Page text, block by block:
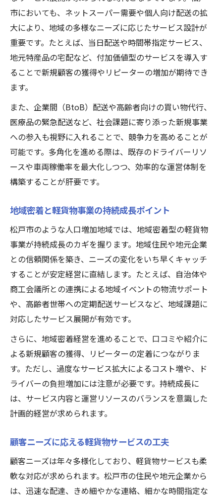
市においても、ネットスーパー需要や個人向け配送の拡
大により、地域の多様なニーズに応じたサービス設計が
重要です。たとえば、当日配送や時間帯指定サービス、
地元特産品の宅配など、付加価値型のサービスを導入す
ることで新規顧客の獲得やリピーターの増加が期待でき
ます。
また、企業間（BtoB）配送や高齢者向けの買い物代行、
医療品の緊急配送など、社会課題に寄り添った新規事業
への参入も視野に入れることで、競争力を高めることが
可能です。多角化を進める際は、既存のドライバーリソ
ースや車両稼働率を最大化しつつ、効率的な運営体制を
構築することが肝要です。
地域密着と軽貨物事業の持続成長ポイント
松戸市のような人口増加地域では、地域密着型の軽貨物
事業が持続成長のカギを握ります。地域住民や地元企業
との信頼関係を築き、ニーズの変化をいち早くキャッチ
することが安定経営に直結します。たとえば、自治体や
商工会議所との連携による地域イベントの物流サポート
や、高齢者世帯への定期配送サービスなど、地域課題に
対応したサービス展開が有効です。
さらに、地域密着経営を進めることで、口コミや紹介に
よる新規顧客の獲得、リピーターの定着につながりま
す。ただし、過度なサービス拡大によるコスト増や、ド
ライバーの負担増加には注意が必要です。持続成長に
は、サービス内容と運営リソースのバランスを意識した
計画的経営が求められます。
顧客ニーズに応える軽貨物サービスの工夫
顧客ニーズは年々多様化しており、軽貨物サービスも柔
軟な対応が求められます。松戸市の住民や地元企業から
は、迅速な配達、きめ細やかな連絡、細かな時間指定な